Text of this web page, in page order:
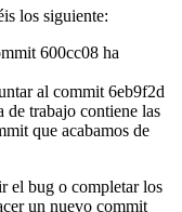
los siguiente:
600cc08 ha
al commit 6eb9f2d
de trabajo contiene las
que acabamos de
el bug o completar los
un nuevo commit